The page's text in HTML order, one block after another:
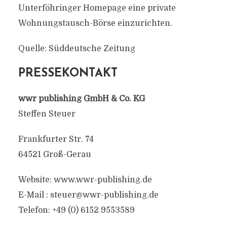
Unterföhringer Homepage eine private
Wohnungstausch-Börse einzurichten.
Quelle: Süddeutsche Zeitung
PRESSEKONTAKT
wwr publishing GmbH & Co. KG
Steffen Steuer
Frankfurter Str. 74
64521 Groß-Gerau
Website: www.wwr-publishing.de
E-Mail : steuer@wwr-publishing.de
Telefon: +49 (0) 6152 9553589